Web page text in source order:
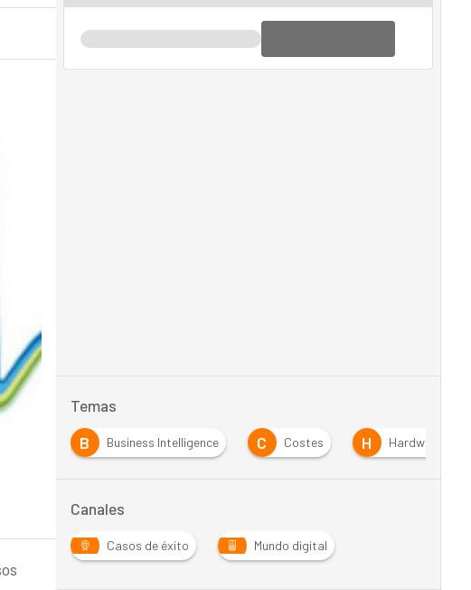
Temas
B Business Intelligence C Costes H Hardware
Canales
Casos de éxito Mundo digital